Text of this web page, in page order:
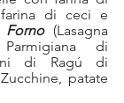
di ceci e
(Lasagna
di
di Ragú di
patate